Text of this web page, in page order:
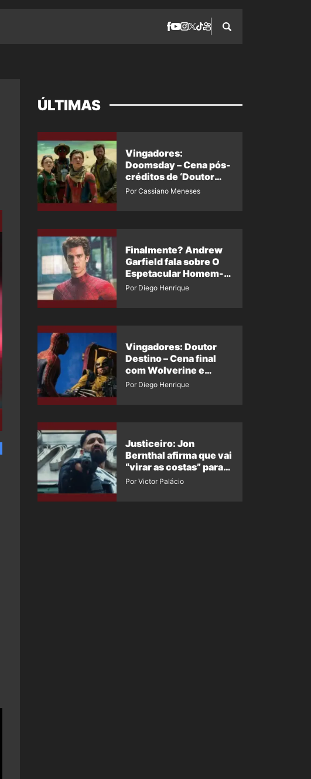
ÚLTIMAS
Vingadores:
Doomsday – Cena pós-
créditos de ‘Doutor
Destino’ é revelada
Por Cassiano Meneses
Finalmente? Andrew
Garfield fala sobre O
Espetacular Homem-
Aranha 3
Por Diego Henrique
Vingadores: Doutor
Destino – Cena final
com Wolverine e
Homem-Aranha de
Por Diego Henrique
Justiceiro: Jon
Bernthal afirma que vai
“virar as costas” para
os fãs
Por Victor Palácio